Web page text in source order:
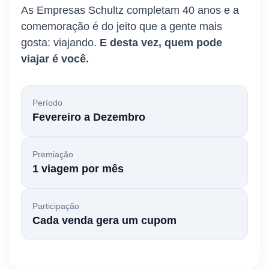
As Empresas Schultz completam 40 anos e a
comemoração é do jeito que a gente mais
gosta: viajando. E desta vez, quem pode
viajar é você.
Período
Fevereiro a Dezembro
Premiação
1 viagem por mês
Participação
Cada venda gera um cupom